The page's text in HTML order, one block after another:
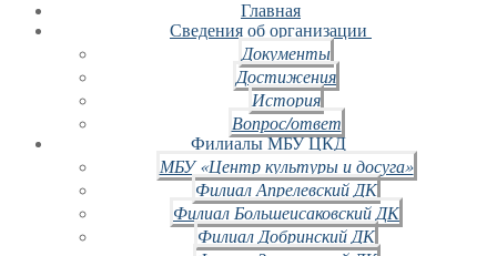
Главная
Сведения об организации
Документы
Достижения
История
Вопрос/ответ
Филиалы МБУ ЦКД
МБУ «Центр культуры и досуга»
Филиал Апрелевский ДК
Филиал Большеисаковский ДК
Филиал Добринский ДК